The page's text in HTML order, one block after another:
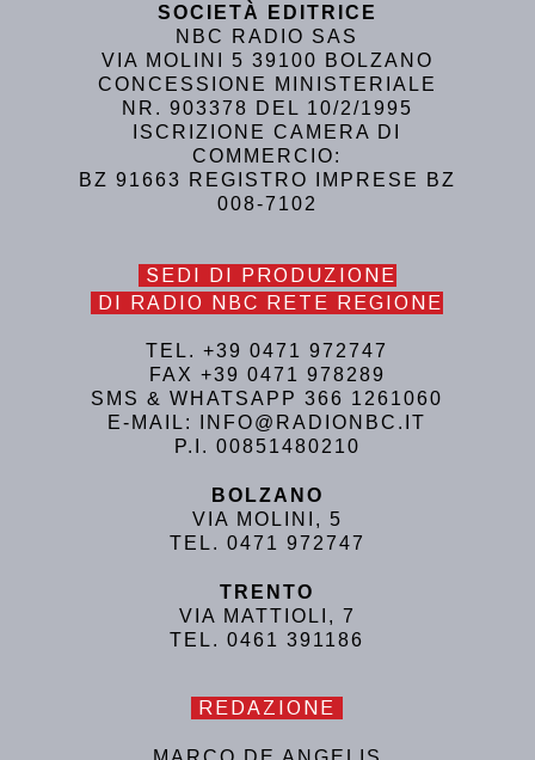
SOCIETÀ EDITRICE
NBC RADIO SAS
VIA MOLINI 5 39100 BOLZANO
CONCESSIONE MINISTERIALE
NR. 903378 DEL 10/2/1995
ISCRIZIONE CAMERA DI
COMMERCIO:
BZ 91663 REGISTRO IMPRESE BZ
008-7102
SEDI DI PRODUZIONE
DI RADIO NBC RETE REGIONE
TEL. +39 0471 972747
FAX +39 0471 978289
SMS & WHATSAPP 366 1261060
E-MAIL: INFO@RADIONBC.IT
P.I. 00851480210
BOLZANO
VIA MOLINI, 5
TEL. 0471 972747
TRENTO
VIA MATTIOLI, 7
TEL. 0461 391186
REDAZIONE